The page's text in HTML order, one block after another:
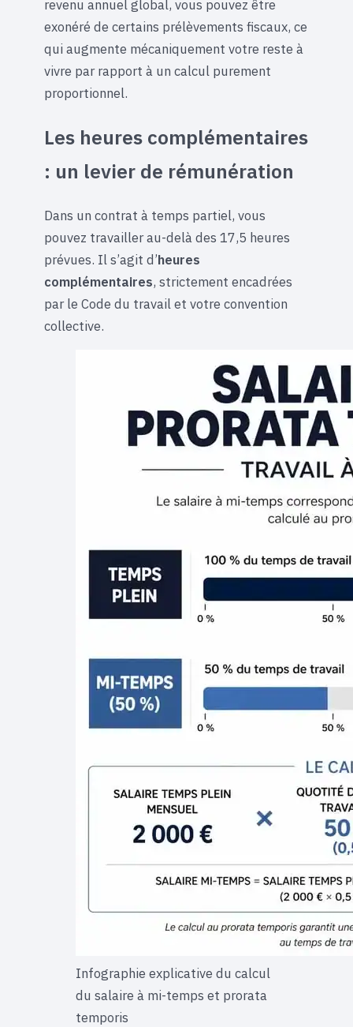
revenu annuel global, vous pouvez être
exonéré de certains prélèvements fiscaux, ce
qui augmente mécaniquement votre reste à
vivre par rapport à un calcul purement
proportionnel.
Les heures complémentaires
: un levier de rémunération
Dans un contrat à temps partiel, vous
pouvez travailler au-delà des 17,5 heures
prévues. Il s’agit d’heures
complémentaires, strictement encadrées
par le Code du travail et votre convention
collective.
Infographie explicative du calcul
du salaire à mi-temps et prorata
temporis